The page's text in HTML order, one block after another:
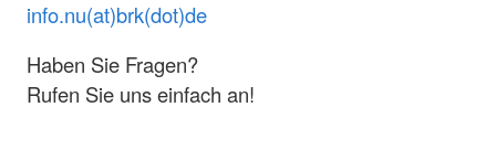
info.nu(at)brk(dot)de
Haben Sie Fragen?
Rufen Sie uns einfach an!